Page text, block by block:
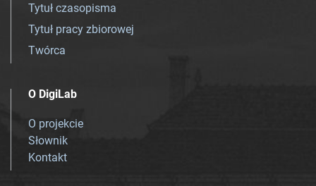
Tytuł czasopisma
Tytuł pracy zbiorowej
Twórca
O DigiLab
O projekcie
Słownik
Kontakt